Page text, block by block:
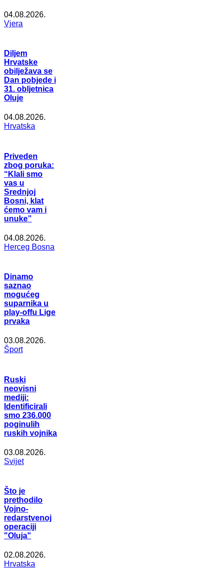
04.08.2026.
Vjera
Diljem
Hrvatske
obilježava se
Dan pobjede i
31. obljetnica
Oluje
04.08.2026.
Hrvatska
Priveden
zbog poruka:
“Klali smo
vas u
Srednjoj
Bosni, klat
ćemo vam i
unuke”
04.08.2026.
Herceg Bosna
Dinamo
saznao
mogućeg
suparnika u
play-offu Lige
prvaka
03.08.2026.
Šport
Ruski
neovisni
mediji:
Identificirali
smo 236.000
poginulih
ruskih vojnika
03.08.2026.
Svijet
Što je
prethodilo
Vojno-
redarstvenoj
operaciji
"Oluja"
02.08.2026.
Hrvatska